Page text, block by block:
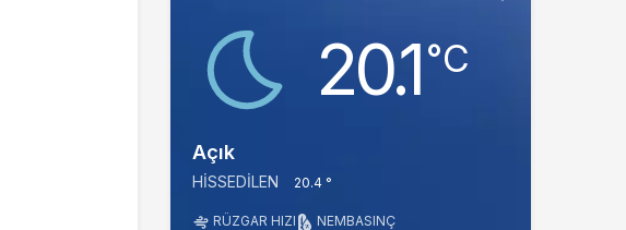
20.1‎°C
Açık
HISSEDILEN 20.4 °
RÜZGAR HIZI NEMBASINÇ